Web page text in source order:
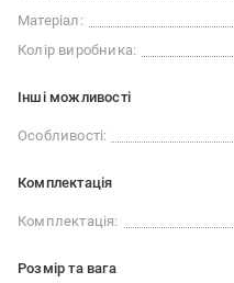
Матеріал:
Колір виробника:
Iншi можливостi
Особливості:
Комплектація
Комплектація:
Розмір та вага